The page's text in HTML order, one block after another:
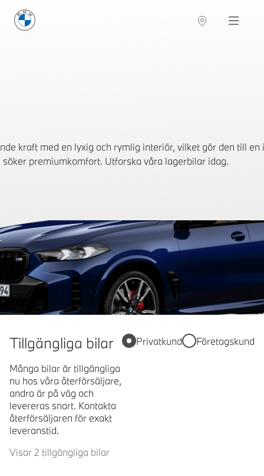
BMW Sverige Navigation
kraft med en lyxig och rymlig interiör, vilket gör den till en
premiumkomfort. Utforska våra lagerbilar idag.
Tillgängliga bilar
Många bilar är tillgängliga
nu hos våra återförsäljare,
andra är på väg och
levereras snart. Kontakta
återförsäljaren för exakt
leveranstid.
Visar 2 tillgängliga bilar
Privatkund Företagskund